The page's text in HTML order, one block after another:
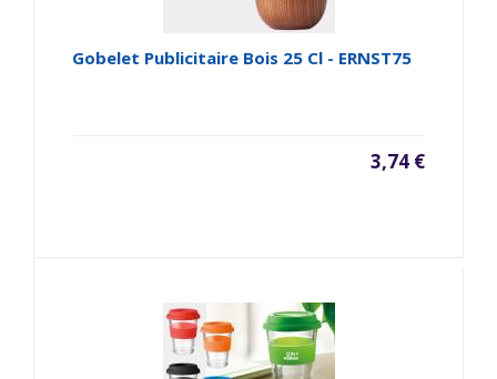
Gobelet Publicitaire Bois 25 Cl - ERNST75
3,74 €